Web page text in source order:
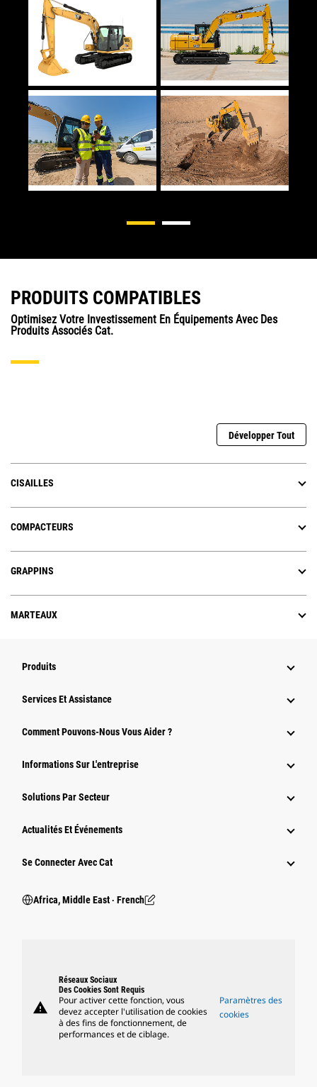
PRODUITS COMPATIBLES
Optimisez Votre Investissement En Équipements Avec Des
Produits Associés Cat.
Développer Tout
CISAILLES
COMPACTEURS
GRAPPINS
MARTEAUX
Produits
Services Et Assistance
Comment Pouvons-Nous Vous Aider ?
Informations Sur L'entreprise
Solutions Par Secteur
Actualités Et Événements
Se Connecter Avec Cat
Africa, Middle East ‧ French
warning
Réseaux Sociaux
Des Cookies Sont Requis
Pour activer cette fonction, vous
devez accepter l'utilisation de cookies
à des fins de fonctionnement, de
performances et de ciblage.
Paramètres des
cookies